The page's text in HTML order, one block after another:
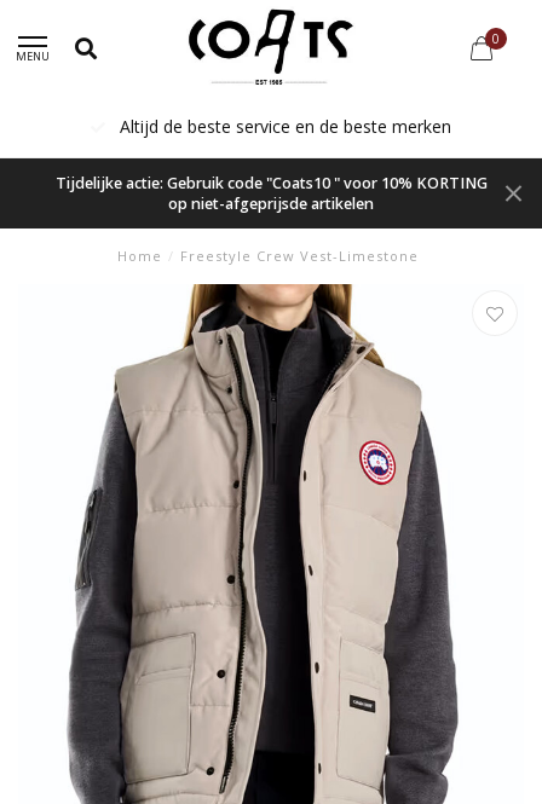
MENU
0
Altijd de beste service en de beste merken
Tijdelijke actie: Gebruik code "Coats10 " voor 10% KORTING
op niet-afgeprijsde artikelen
Home / Freestyle Crew Vest-Limestone